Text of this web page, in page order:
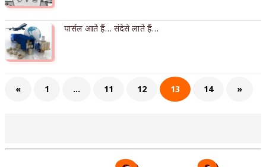
पार्सल आते हैं… संदेसे लाते हैं…
« 1 … 11 12 13 14 »